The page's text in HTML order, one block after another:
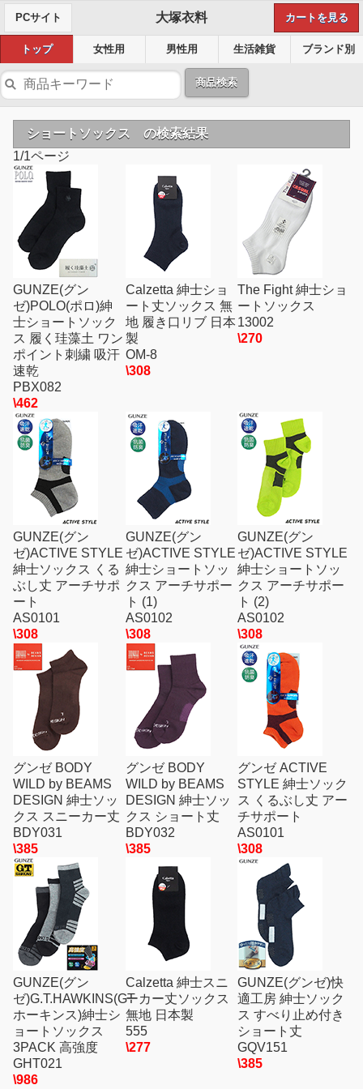
PCサイト 大塚衣料 カートを見る
トップ 女性用 男性用 生活雑貨 ブランド別
商品検索
ショートソックス の検索結果
1/1ページ
GUNZE(グン
ゼ)POLO(ポロ)紳
士ショートソック
ス 履く珪藻土 ワン
ポイント刺繍 吸汗
速乾
PBX082
\462
Calzetta 紳士ショ
ート丈ソックス 無
地 履き口リブ 日本
製
OM-8
\308
The Fight 紳士ショ
ートソックス
13002
\270
GUNZE(グン
ゼ)ACTIVE STYLE
紳士ソックス くる
ぶし丈 アーチサポ
ート
AS0101
\308
GUNZE(グン
ゼ)ACTIVE STYLE
紳士ショートソッ
クス アーチサポー
ト (1)
AS0102
\308
GUNZE(グン
ゼ)ACTIVE STYLE
紳士ショートソッ
クス アーチサポー
ト (2)
AS0102
\308
グンゼ BODY
WILD by BEAMS
DESIGN 紳士ソッ
クス スニーカー丈
BDY031
\385
グンゼ BODY
WILD by BEAMS
DESIGN 紳士ソッ
クス ショート丈
BDY032
\385
グンゼ ACTIVE
STYLE 紳士ソック
ス くるぶし丈 アー
チサポート
AS0101
\308
GUNZE(グン
ゼ)G.T.HAWKINS(GT
ホーキンス)紳士シ
ョートソックス
3PACK 高強度
GHT021
\986
Calzetta 紳士スニ
ーカー丈ソックス
無地 日本製
555
\277
GUNZE(グンゼ)快
適工房 紳士ソック
ス すべり止め付き
ショート丈
GQV151
\385